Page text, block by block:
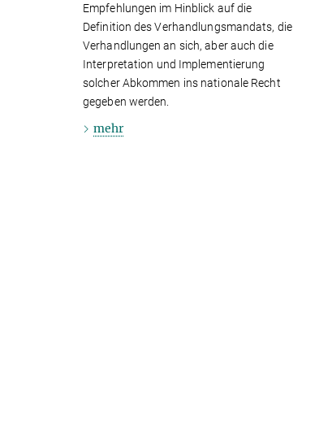
Empfehlungen im Hinblick auf die
Definition des Verhandlungsmandats, die
Verhandlungen an sich, aber auch die
Interpretation und Implementierung
solcher Abkommen ins nationale Recht
gegeben werden.
mehr